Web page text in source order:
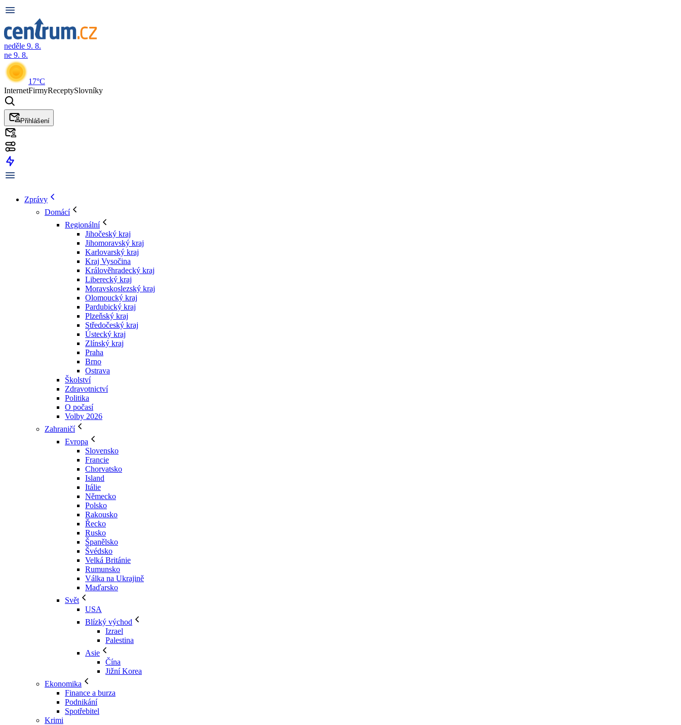
neděle 9. 8.
ne 9. 8.
17°C
InternetFirmyReceptySlovníky
Přihlášení
Zprávy
Domácí
Regionální
Jihočeský kraj
Jihomoravský kraj
Karlovarský kraj
Kraj Vysočina
Králověhradecký kraj
Liberecký kraj
Moravskoslezský kraj
Olomoucký kraj
Pardubický kraj
Plzeňský kraj
Středočeský kraj
Ústecký kraj
Zlínský kraj
Praha
Brno
Ostrava
Školství
Zdravotnictví
Politika
O počasí
Volby 2026
Zahraničí
Evropa
Slovensko
Francie
Chorvatsko
Island
Itálie
Německo
Polsko
Rakousko
Řecko
Rusko
Španělsko
Švédsko
Velká Británie
Rumunsko
Válka na Ukrajině
Maďarsko
Svět
USA
Blízký východ
Izrael
Palestina
Asie
Čína
Jižní Korea
Ekonomika
Finance a burza
Podnikání
Spotřebitel
Krimi